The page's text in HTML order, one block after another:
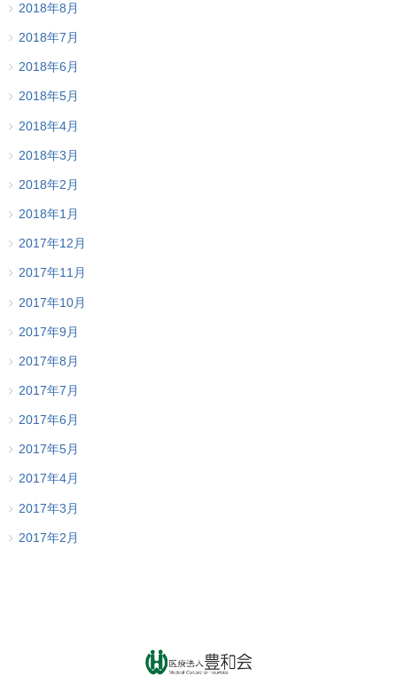
2018年8月
2018年7月
2018年6月
2018年5月
2018年4月
2018年3月
2018年2月
2018年1月
2017年12月
2017年11月
2017年10月
2017年9月
2017年8月
2017年7月
2017年6月
2017年5月
2017年4月
2017年3月
2017年2月